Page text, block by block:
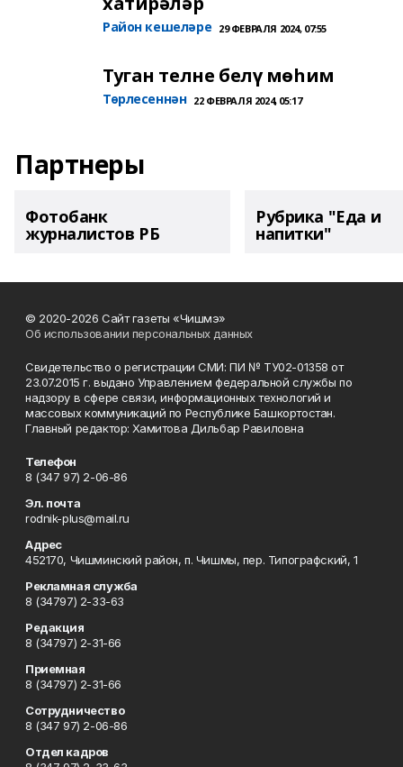
Район кешеләре 29 ФЕВРАЛЯ 2024, 07:55
Туган телне белү мөһим
Төрлесеннән 22 ФЕВРАЛЯ 2024, 05:17
Партнеры
Фотобанк
журналистов РБ
Рубрика "Еда и
напитки"
© 2020-2026 Сайт газеты «Чишмэ»
Об использовании персональных данных
Свидетельство о регистрации СМИ: ПИ № ТУ02-01358 от
23.07.2015 г. выдано Управлением федеральной службы по
надзору в сфере связи, информационных технологий и
массовых коммуникаций по Республике Башкортостан.
Главный редактор: Хамитова Дильбар Равиловна
Телефон
8 (347 97) 2-06-86
Эл. почта
rodnik-plus@mail.ru
Адрес
452170, Чишминский район, п. Чишмы, пер. Типографский, 1
Рекламная служба
8 (34797) 2-33-63
Редакция
8 (34797) 2-31-66
Приемная
8 (34797) 2-31-66
Сотрудничество
8 (347 97) 2-06-86
Отдел кадров